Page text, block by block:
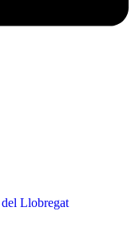
Llobregat